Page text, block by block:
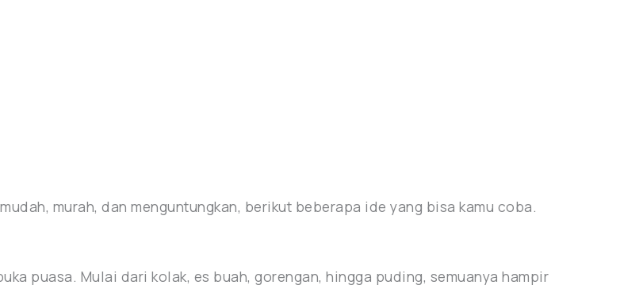
murah, dan menguntungkan, berikut beberapa ide yang bisa kamu coba.
puasa. Mulai dari kolak, es buah, gorengan, hingga puding, semuanya hampir